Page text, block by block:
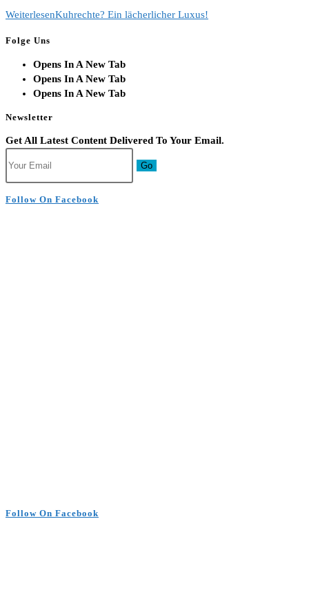
WeiterlesenKuhrechte? Ein lächerlicher Luxus!
Folge Uns
Opens In A New Tab
Opens In A New Tab
Opens In A New Tab
Newsletter
Get All Latest Content Delivered To Your Email.
Go
Follow On Facebook
Follow On Facebook